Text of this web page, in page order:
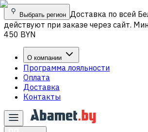
Выбрать регион Доставка по всей
действуют при заказе через сайт.
450 BYN
О компании
Программа лояльности
Оплата
Доставка
Контакты